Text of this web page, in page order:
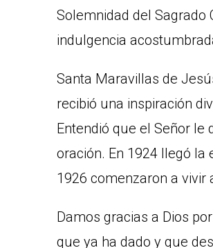
Solemnidad del Sagrado
indulgencia
Santa Maravillas de
recibió una inspiración
Entendió que el Señor le
oración. En 1924 llegó la
1926 comenzaron a
Damos gracias a Dios
que ya ha dado y que